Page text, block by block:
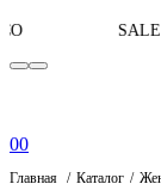
SALE на BAROCCO
00
Главная Каталог